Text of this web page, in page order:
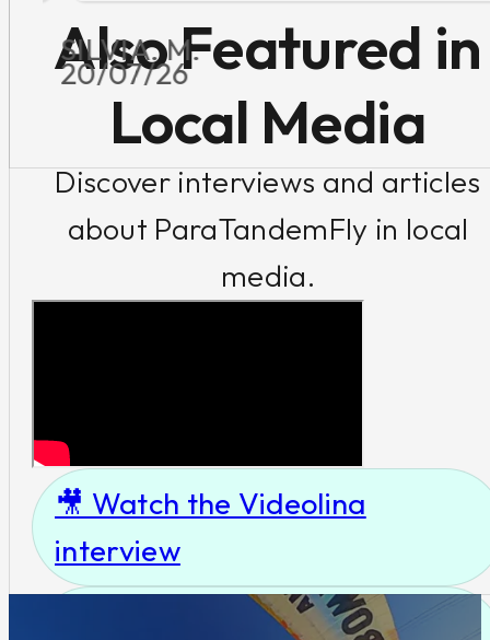
ho ammirato un
panorama mozzafiato, mi
sono goduta ogni singolo
attimo.T utto con la
professionalità e la
gentilezza di Enrico...
Tornare alla normalità,
cuore. Un esperienza da
ripetere sicuramente.. che
consiglio a tutti..
SILVIA. M.
20/07/26
Also Featured in
Local Media
Discover interviews and articles
about ParaTandemFly in local
media.
🎥 Watch the Videolina
interview
📰 Read the article on L’Unione